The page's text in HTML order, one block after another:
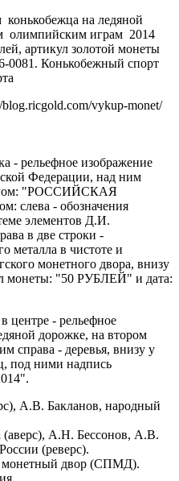
на ледяной
олимпийским играм 2014
артикул золотой монеты
0081. Конькобежный спорт
blog.ricgold.com/vykup-monet/
- рельефное изображение
Федерации, над ним
"РОССИЙСКАЯ
слева - обозначения
элементов Д.И.
в две строки -
металла в чистоте и
монетного двора, внизу
монеты: "50 РУБЛЕЙ" и дата:
центре - рельефное
дорожке, на втором
справа - деревья, внизу у
под ними надпись
А.В. Бакланов, народный
А.Н. Бессонов, А.В.
(реверс).
монетный двор (СПМД).